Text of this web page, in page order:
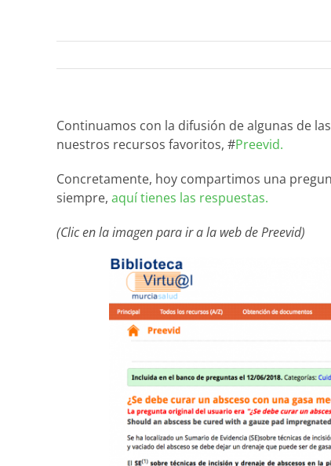
Continuamos con la difusión de algunas de
nuestros recursos favoritos, #Preevid.
Concretamente, hoy compartimos una
siempre, aquí tienes las respuestas.
(Clic en la imagen para ir a la web de Preevid)